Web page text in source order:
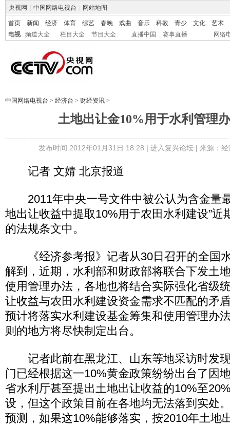
央视网 中国网络电视台 网站地图
首页 新闻 经济 体育 综艺 春晚 戏曲 音乐 科教 青少 文化
艺术
电视
频道大全 栏目大全 节目大全 直播中国 赛事直播 网络
中国网络电视台 > 经济台 > 财经资讯 >
土地出让金10%用于水利管理
发布时间:2012年01月31日 18:28 | 进入复兴论坛| 来源：
记者 文婧 北京报道
2011年中央一号文件中被公认为含金量
地出让收益中提取10%用于农田水利建设”近
的法规条文中。
《经济参考报》记者从30日召开的全国
解到，近期，水利部和财政部将联合下发土
使用管理办法，各地也将结合实际强化省级
让收益与农田水利建设资金需求不匹配的矛
预计将落实水利建设基金筹集和使用管理办
则的地方将尽快制定出台。
记者此前在黑龙江、山东等地采访时发
门已经根据这一10%黄金政策纷纷出台了因
省水利厅甚至提出土地出让收益的10%至
设，但这个政策目前在各地均无法落到实处
预测，如果这10%能够落实，按2010年土地